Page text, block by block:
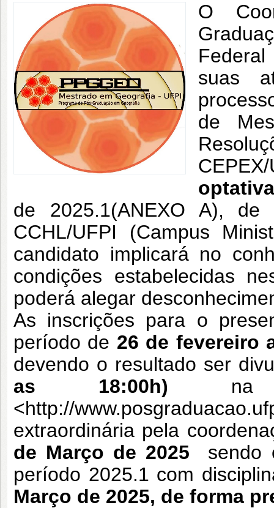
O C
suas
de
de 2025.1(ANEXO A),
CCHL/UFPI (Campus
candidato implicará no
condições estabelecidas
poderá alegar
As inscrições para o
período de 26 de fevereiro
devendo o resultado ser
as 18:00h)
<http://
extraordinária pela
de Março de 2025 sendo
período 2025.1 com
Março de 2025, de forma